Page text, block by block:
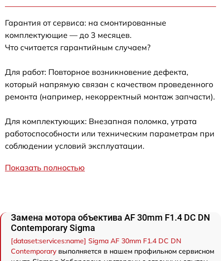
Гарантия от сервиса: на смонтированные
комплектующие — до 3 месяцев.
Что считается гарантийным случаем?
Для работ: Повторное возникновение дефекта,
который напрямую связан с качеством проведенного
ремонта (например, некорректный монтаж запчасти).
Для комплектующих: Внезапная поломка, утрата
работоспособности или техническим параметрам при
соблюдении условий эксплуатации.
Показать полностью
Замена мотора объектива AF 30mm F1.4 DC DN
Contemporary Sigma
[dataset:services:name] Sigma AF 30mm F1.4 DC DN
Contemporaryвыполняется в нашем профильном сервисном